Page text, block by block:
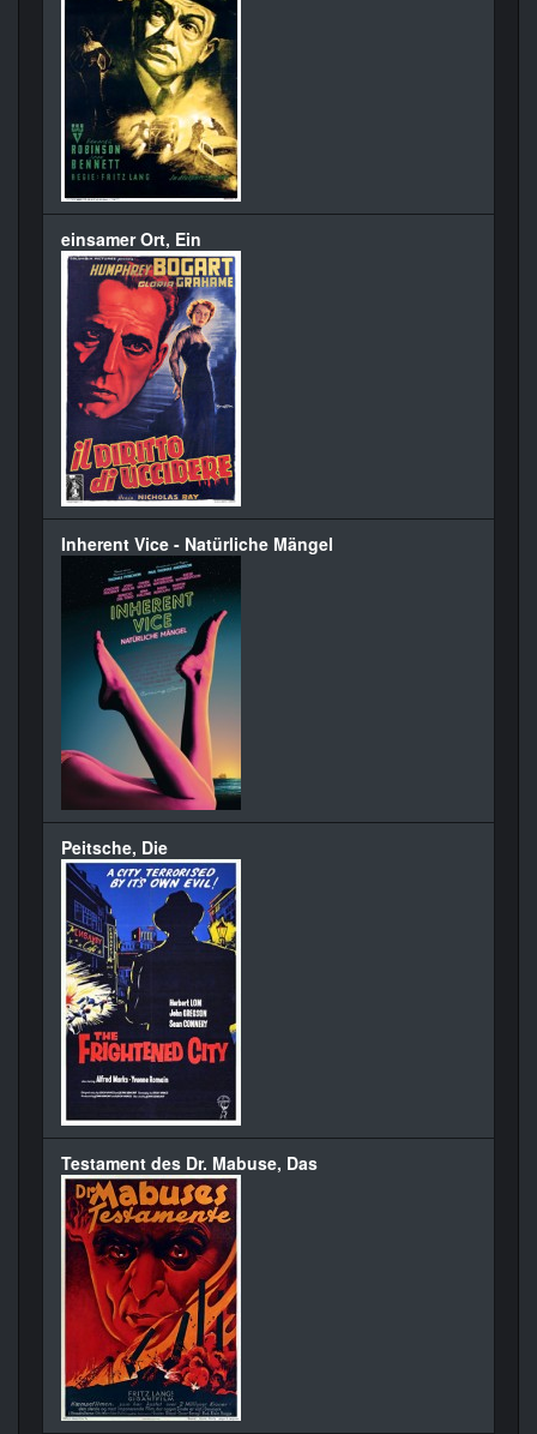
einsamer Ort, Ein
Inherent Vice - Natürliche Mängel
Peitsche, Die
Testament des Dr. Mabuse, Das